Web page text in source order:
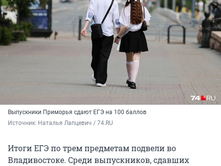
Выпускники Приморья сдают ЕГЭ на 100 баллов
Источник: Наталья Лапцевич / 74.RU
Итоги ЕГЭ по трем предметам подвели во
Владивостоке. Среди выпускников, сдавших